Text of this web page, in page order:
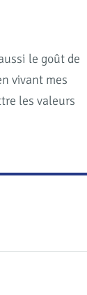
le goût de
vivant mes
les valeurs